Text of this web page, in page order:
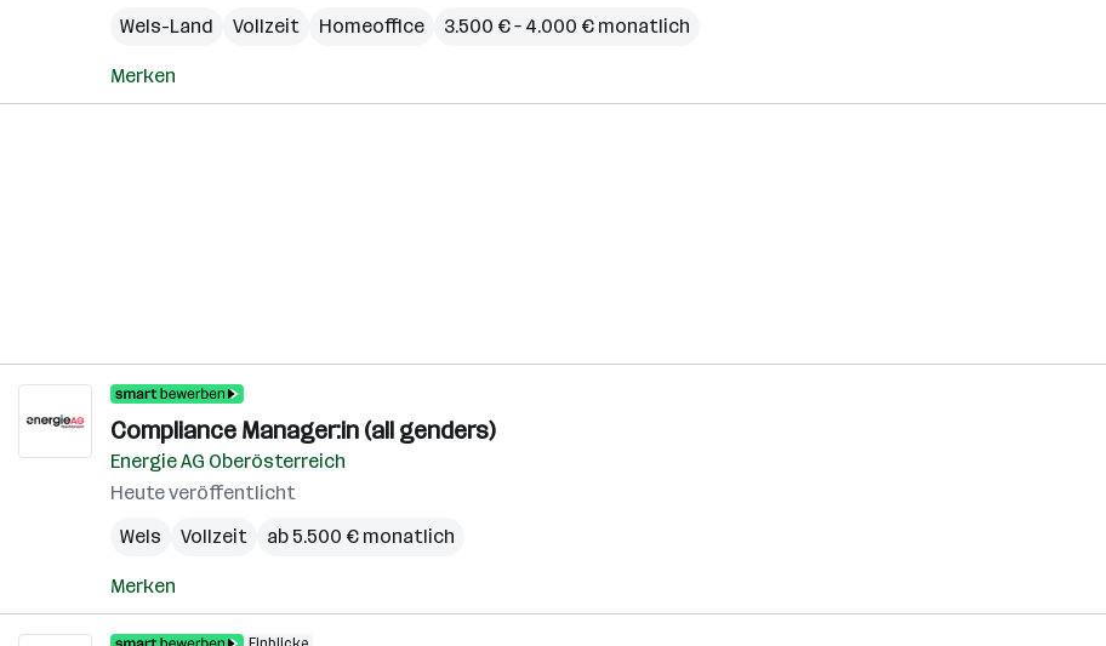
Wels-Land
Vollzeit Homeoffice 3.500 € – 4.000 € monatlich
Merken
Compliance Manager:in (all genders)
Energie AG Oberösterreich
Heute veröffentlicht
Wels
Vollzeit ab 5.500 € monatlich
Merken